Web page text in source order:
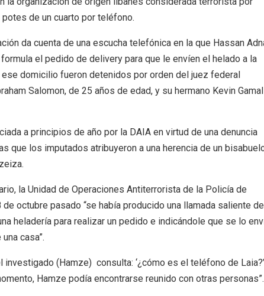
de un cuarto por teléfono.
da cuenta de una escucha telefónica en la que Hassan
el pedido de delivery para que le envíen el helado a la
domicilio fueron detenidos por orden del juez federal
Salomon, de 25 años de edad, y su hermano Kevin Gamal
a principios de año por la DAIA en virtud de una denuncia
que los imputados atribuyeron a una herencia de un
la Unidad de Operaciones Antiterrorista de la Policía de
octubre pasado “se había producido una llamada saliente
heladería para realizar un pedido e indicándole que se lo
casa”.
(Hamze) consulta: ‘¿cómo es el teléfono de Laia?’
Hamze podía encontrarse reunido con otras personas”.